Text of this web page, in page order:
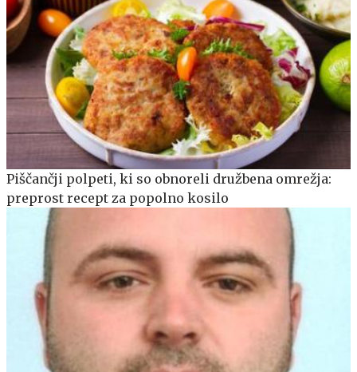
Piščančji polpeti, ki so obnoreli družbena omrežja:
preprost recept za popolno kosilo